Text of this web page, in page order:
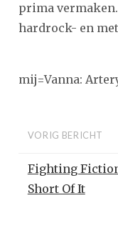
prima
hardrock- en
mij=Vanna:
VORIG BERICHT
Fighting
Short Of It